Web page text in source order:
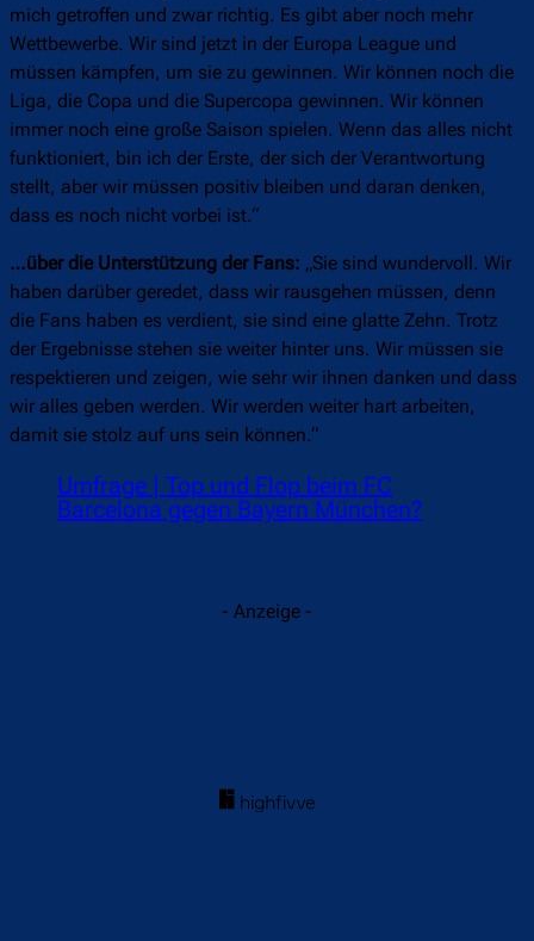
mich getroffen und zwar richtig. Es gibt aber noch mehr
Wettbewerbe. Wir sind jetzt in der Europa League und
müssen kämpfen, um sie zu gewinnen. Wir können noch die
Liga, die Copa und die Supercopa gewinnen. Wir können
immer noch eine große Saison spielen. Wenn das alles nicht
funktioniert, bin ich der Erste, der sich der Verantwortung
stellt, aber wir müssen positiv bleiben und daran denken,
dass es noch nicht vorbei ist.“
…über die Unterstützung der Fans: „Sie sind wundervoll. Wir
haben darüber geredet, dass wir rausgehen müssen, denn
die Fans haben es verdient, sie sind eine glatte Zehn. Trotz
der Ergebnisse stehen sie weiter hinter uns. Wir müssen sie
respektieren und zeigen, wie sehr wir ihnen danken und dass
wir alles geben werden. Wir werden weiter hart arbeiten,
damit sie stolz auf uns sein können.“
Umfrage | Top und Flop beim FC
Barcelona gegen Bayern München?
- Anzeige -